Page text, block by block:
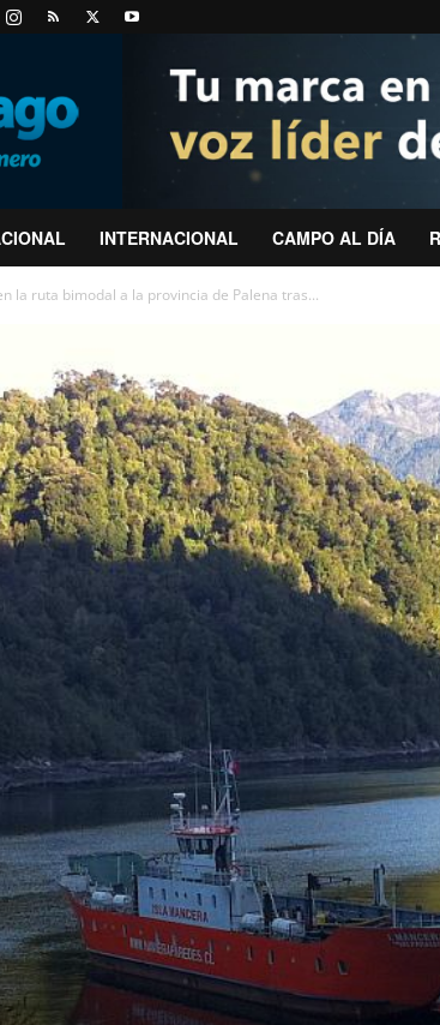
INTERNACIONAL CAMPO AL DÍA
la ruta bimodal a la provincia de Palena tras...